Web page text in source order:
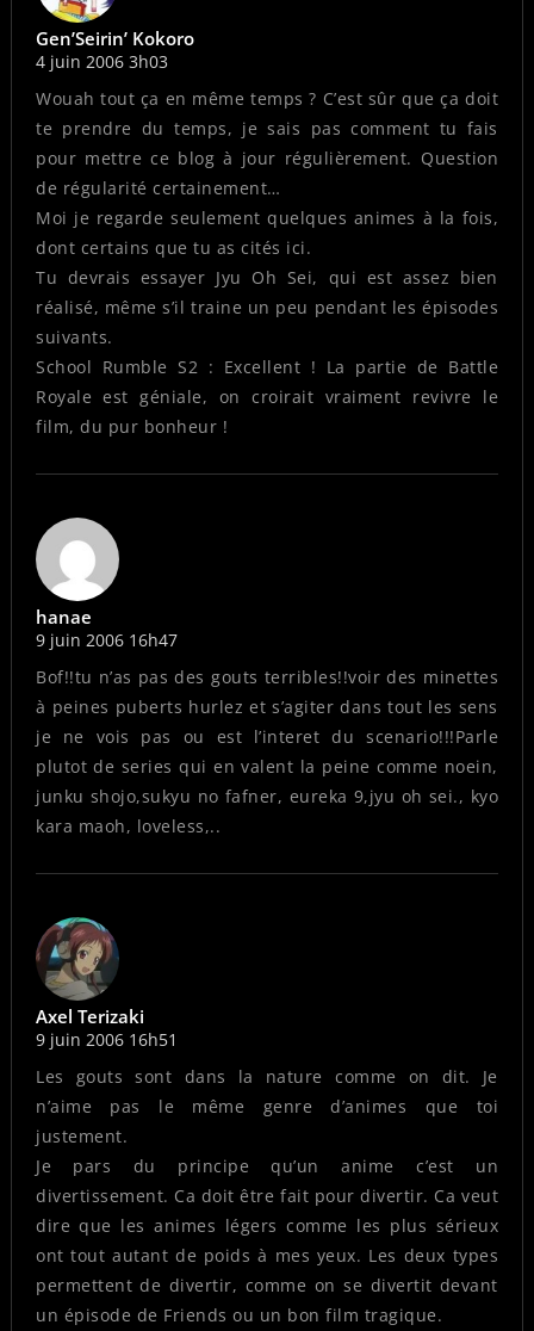
Gen’Seirin’ Kokoro
4 juin 2006 3h03
Wouah tout ça en même temps ? C’est sûr que ça doit
te prendre du temps, je sais pas comment tu fais
pour mettre ce blog à jour régulièrement. Question
de régularité certainement…
Moi je regarde seulement quelques animes à la fois,
dont certains que tu as cités ici.
Tu devrais essayer Jyu Oh Sei, qui est assez bien
réalisé, même s’il traine un peu pendant les épisodes
suivants.
School Rumble S2 : Excellent ! La partie de Battle
Royale est géniale, on croirait vraiment revivre le
film, du pur bonheur !
hanae
9 juin 2006 16h47
Bof!!tu n’as pas des gouts terribles!!voir des minettes
à peines puberts hurlez et s’agiter dans tout les sens
je ne vois pas ou est l’interet du scenario!!!Parle
plutot de series qui en valent la peine comme noein,
junku shojo,sukyu no fafner, eureka 9,jyu oh sei., kyo
kara maoh, loveless,..
Axel Terizaki
9 juin 2006 16h51
Les gouts sont dans la nature comme on dit. Je
n’aime pas le même genre d’animes que toi
justement.
Je pars du principe qu’un anime c’est un
divertissement. Ca doit être fait pour divertir. Ca veut
dire que les animes légers comme les plus sérieux
ont tout autant de poids à mes yeux. Les deux types
permettent de divertir, comme on se divertit devant
un épisode de Friends ou un bon film tragique.